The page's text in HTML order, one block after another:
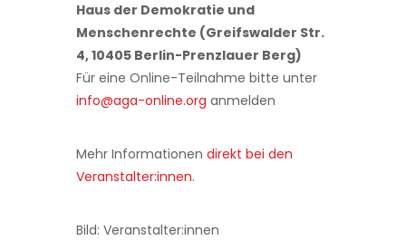
Haus der Demokratie und
Menschenrechte (Greifswalder Str.
4, 10405 Berlin-Prenzlauer Berg)
Für eine Online-Teilnahme bitte unter
info@aga-online.org anmelden
Mehr Informationen direkt bei den
Veranstalter:innen.
Bild: Veranstalter:innen